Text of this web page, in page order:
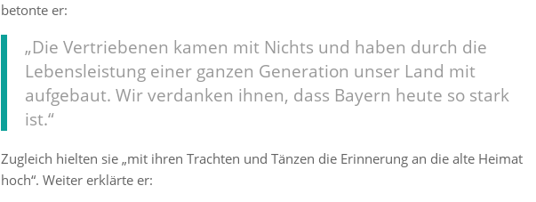
betonte er:
„Die Vertriebenen kamen mit Nichts und haben durch die
Lebensleistung einer ganzen Generation unser Land mit
aufgebaut. Wir verdanken ihnen, dass Bayern heute so stark
ist.“
Zugleich hielten sie „mit ihren Trachten und Tänzen die Erinnerung an die alte Heimat
hoch“. Weiter erklärte er: